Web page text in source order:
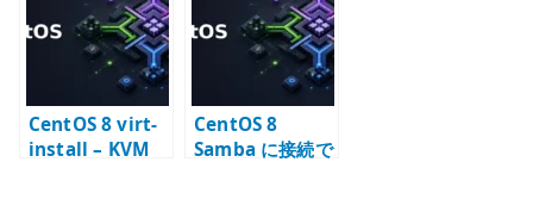
CentOS 8 virt-
install – KVM
CentOS 8
Samba に接続で